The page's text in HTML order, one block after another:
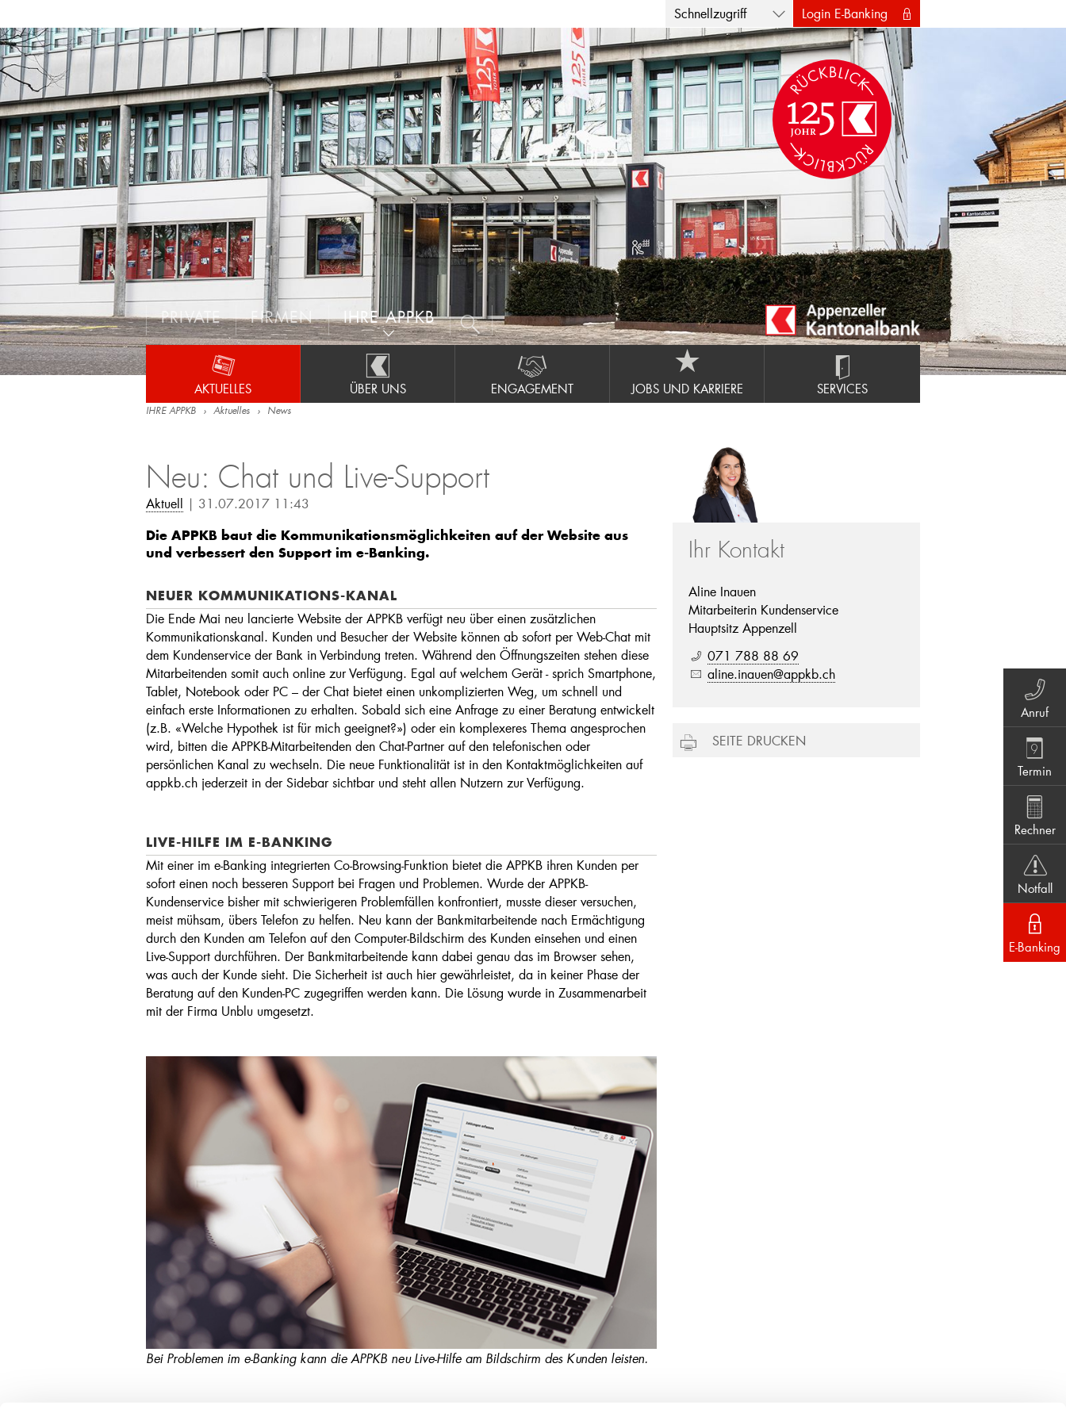
Schnellzugriff Login E-Banking
PRIVATE FIRMEN IHRE APPKB
AKTUELLES ÜBER UNS ENGAGEMENT JOBS UND KARRIERE SERVICES
IHRE APPKB Aktuelles News
Neu: Chat und Live-Support
Aktuell | 31.07.2017 11:43
Die APPKB baut die Kommunikationsmöglichkeiten auf der Website aus
und verbessert den Support im e-Banking.
NEUER KOMMUNIKATIONS-KANAL
Die Ende Mai neu lancierte Website der APPKB verfügt neu über einen zusätzlichen
Kommunikationskanal. Kunden und Besucher der Website können ab sofort per Web-Chat mit
dem Kundenservice der Bank in Verbindung treten. Während den Öffnungszeiten stehen diese
Mitarbeitenden somit auch online zur Verfügung. Egal auf welchem Gerät - sprich Smartphone,
Tablet, Notebook oder PC – der Chat bietet einen unkomplizierten Weg, um schnell und
einfach erste Informationen zu erhalten. Sobald sich eine Anfrage zu einer Beratung entwickelt
(z.B. «Welche Hypothek ist für mich geeignet?») oder ein komplexeres Thema angesprochen
wird, bitten die APPKB-Mitarbeitenden den Chat-Partner auf den telefonischen oder
persönlichen Kanal zu wechseln. Die neue Funktionalität ist in den Kontaktmöglichkeiten auf
appkb.ch jederzeit in der Sidebar sichtbar und steht allen Nutzern zur Verfügung.
LIVE-HILFE IM E-BANKING
Mit einer im e-Banking integrierten Co-Browsing-Funktion bietet die APPKB ihren Kunden per
sofort einen noch besseren Support bei Fragen und Problemen. Wurde der APPKB-
Kundenservice bisher mit schwierigeren Problemfällen konfrontiert, musste dieser versuchen,
meist mühsam, übers Telefon zu helfen. Neu kann der Bankmitarbeitende nach Ermächtigung
durch den Kunden am Telefon auf den Computer-Bildschirm des Kunden einsehen und einen
Live-Support durchführen. Der Bankmitarbeitende kann dabei genau das im Browser sehen,
was auch der Kunde sieht. Die Sicherheit ist auch hier gewährleistet, da in keiner Phase der
Beratung auf den Kunden-PC zugegriffen werden kann. Die Lösung wurde in Zusammenarbeit
mit der Firma Unblu umgesetzt.
Bei Problemen im e-Banking kann die APPKB neu Live-Hilfe am Bildschirm des Kunden leisten.
Ihr Kontakt
Aline Inauen
Mitarbeiterin Kundenservice
Hauptsitz Appenzell
071 788 88 69
aline.inauen@appkb.ch
SEITE DRUCKEN
Anruf
Termin
Rechner
Notfall
E-Banking